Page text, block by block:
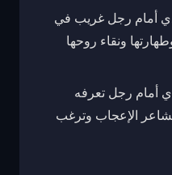
أمام رجل غريب في
ونقاء روحها
أمام رجل تعرفه
الإعجاب وترغب